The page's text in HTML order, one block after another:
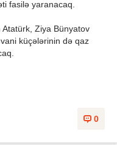
fasilə yaranacaq.
Ziya Bünyatov
küçələrinin də qaz
0